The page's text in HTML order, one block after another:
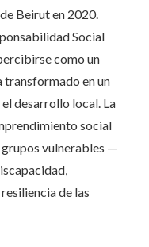
Beirut en 2020.
Social
como un
transformado en un
desarrollo local. La
social
vulnerables —
de las